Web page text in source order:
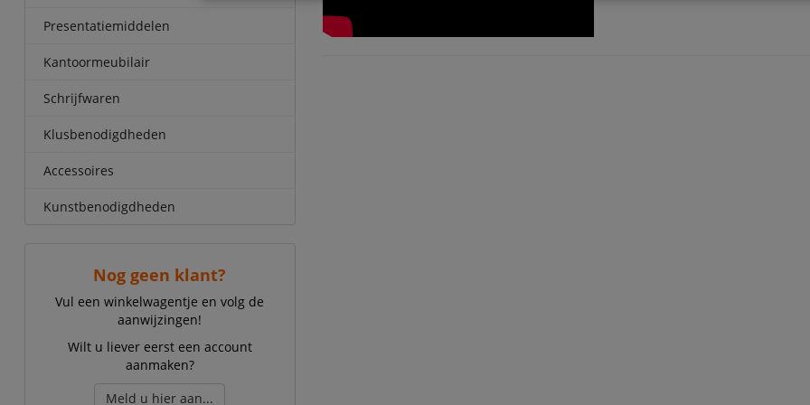
Presentatiemiddelen
Kantoormeubilair
Schrijfwaren
Klusbenodigdheden
Accessoires
Kunstbenodigdheden
Nog geen klant?
Vul een winkelwagentje en volg de
aanwijzingen!
Wilt u liever eerst een account
aanmaken?
Meld u hier aan...